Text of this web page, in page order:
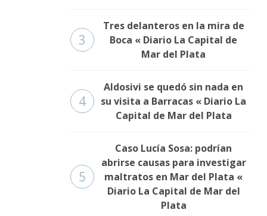
3
Tres delanteros en la mira de
Boca « Diario La Capital de
Mar del Plata
4
Aldosivi se quedó sin nada en
su visita a Barracas « Diario La
Capital de Mar del Plata
5
Caso Lucía Sosa: podrían
abrirse causas para investigar
maltratos en Mar del Plata «
Diario La Capital de Mar del
Plata